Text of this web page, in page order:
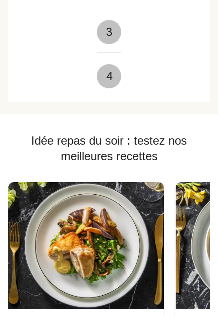
3
4
Idée repas du soir : testez nos
meilleures recettes